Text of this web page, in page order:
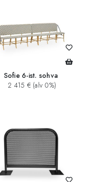
Sofie 6-ist. sohva
2 415 € (alv 0%)